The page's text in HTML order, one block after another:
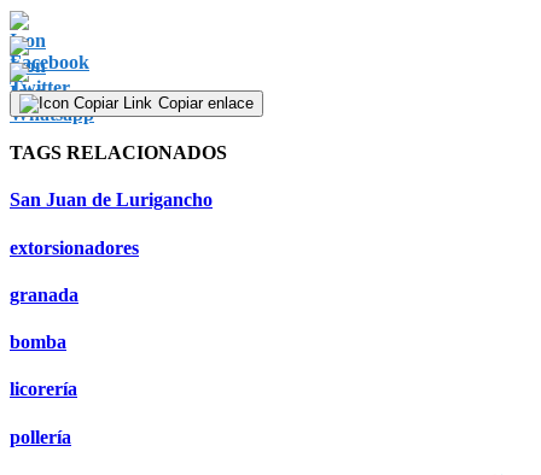
Copiar enlace
TAGS RELACIONADOS
San Juan de Lurigancho
extorsionadores
granada
bomba
licorería
pollería